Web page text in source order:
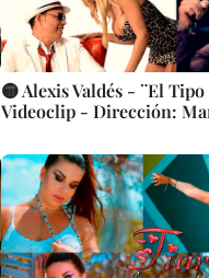
🟡 Alexis Valdés - ¨El Tipo del Wow¨ -
Videoclip - Dirección: